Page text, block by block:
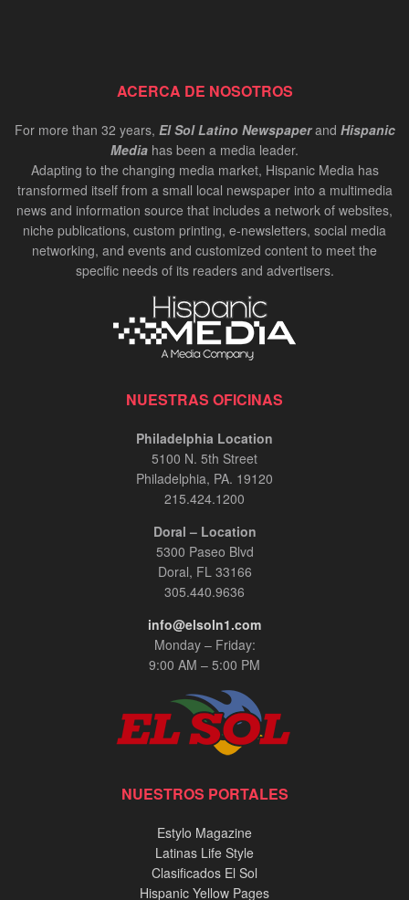
ACERCA DE NOSOTROS
For more than 32 years, El Sol Latino Newspaperand Hispanic
Media has been a media leader.
Adapting to the changing media market, Hispanic Media has
transformed itself from a small local newspaper into a multimedia
news and information source that includes a network of websites,
niche publications, custom printing, e-newsletters, social media
networking, and events and customized content to meet the
specific needs of its readers and advertisers.
NUESTRAS OFICINAS
Philadelphia Location
5100 N. 5th Street
Philadelphia, PA. 19120
215.424.1200
Doral – Location
5300 Paseo Blvd
Doral, FL 33166
305.440.9636
info@elsoln1.com
Monday – Friday:
9:00 AM – 5:00 PM
NUESTROS PORTALES
Estylo Magazine
Latinas Life Style
Clasificados El Sol
Hispanic Yellow Pages